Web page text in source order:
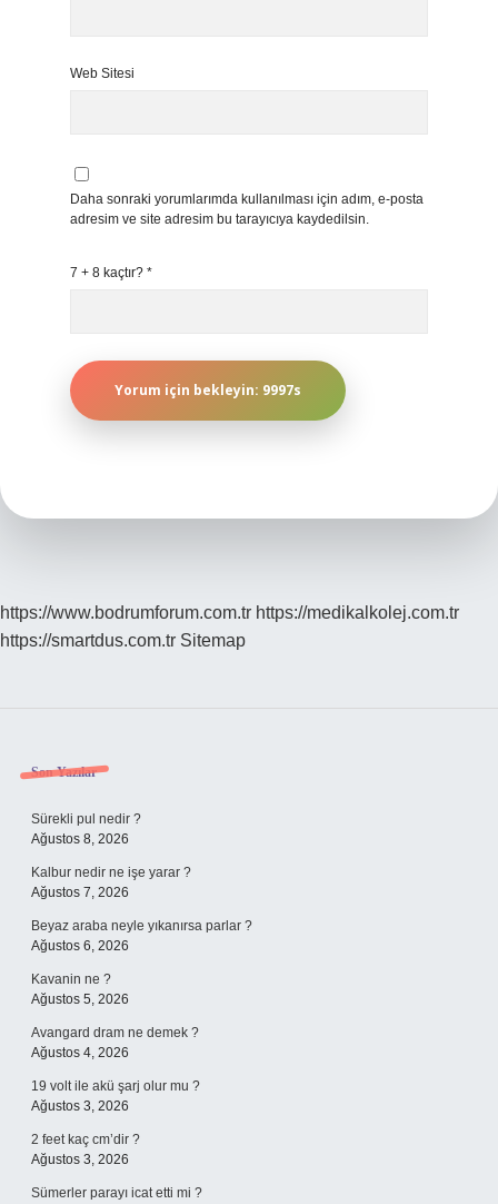
Web Sitesi
Daha sonraki yorumlarımda kullanılması için adım, e-posta
adresim ve site adresim bu tarayıcıya kaydedilsin.
7 + 8 kaçtır? *
https://www.bodrumforum.com.tr https://medikalkolej.com.tr
https://smartdus.com.tr Sitemap
Sidebar
Son Yazılar
Sürekli pul nedir ?
Ağustos 8, 2026
Kalbur nedir ne işe yarar ?
Ağustos 7, 2026
Beyaz araba neyle yıkanırsa parlar ?
Ağustos 6, 2026
Kavanin ne ?
Ağustos 5, 2026
Avangard dram ne demek ?
Ağustos 4, 2026
19 volt ile akü şarj olur mu ?
Ağustos 3, 2026
2 feet kaç cm’dir ?
Ağustos 3, 2026
Sümerler parayı icat etti mi ?